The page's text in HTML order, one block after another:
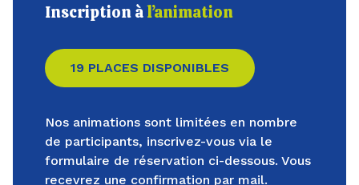
Inscription àl’animation
19 PLACES DISPONIBLES
Nos animations sont limitées en nombre
de participants, inscrivez-vous via le
formulaire de réservation ci-dessous. Vous
recevrez une confirmation par mail.